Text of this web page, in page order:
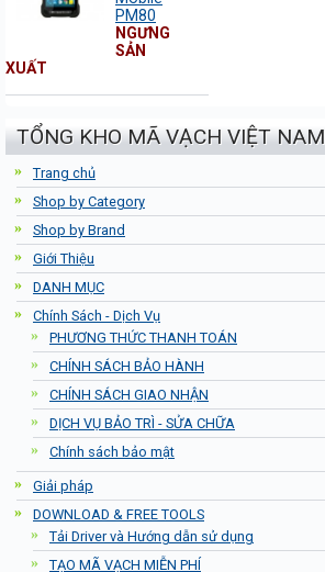
PM80
NGƯNG
SẢN
XUẤT
TỔNG KHO MÃ VẠCH VIỆT NAM
Trang chủ
Shop by Category
Shop by Brand
Giới Thiệu
DANH MỤC
Chính Sách - Dịch Vụ
PHƯƠNG THỨC THANH TOÁN
CHÍNH SÁCH BẢO HÀNH
CHÍNH SÁCH GIAO NHẬN
DỊCH VỤ BẢO TRÌ - SỬA CHỮA
Chính sách bảo mật
Giải pháp
DOWNLOAD & FREE TOOLS
Tải Driver và Hướng dẫn sử dụng
TẠO MÃ VẠCH MIỄN PHÍ